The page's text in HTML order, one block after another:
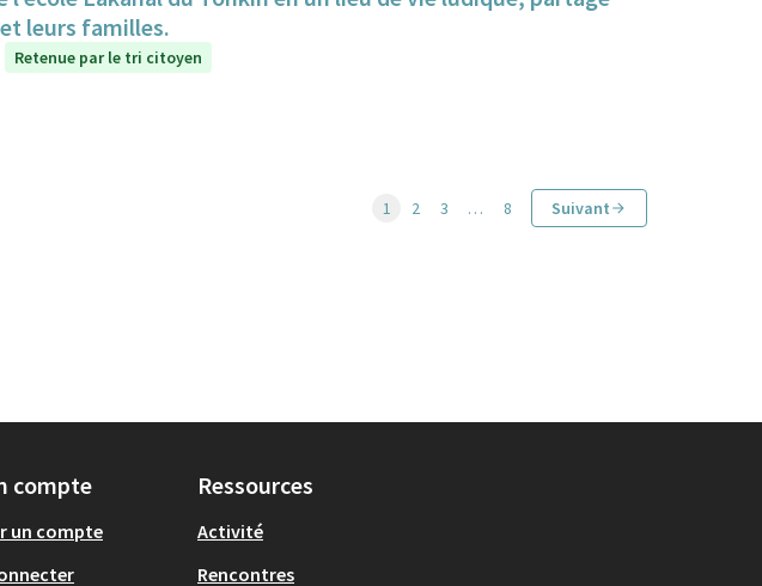
leurs familles.
Retenue par le tri citoyen
1 2 3 … 8 Suivant
compte
un compte
Ressources
Activité
Rencontres